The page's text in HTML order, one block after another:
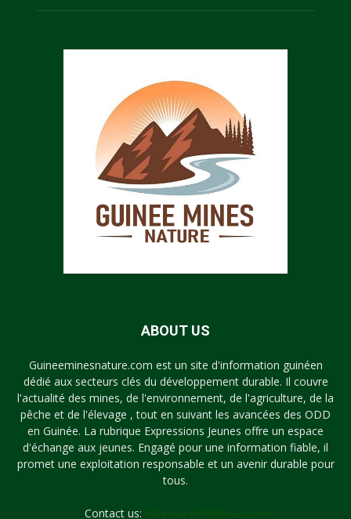
ABOUT US
Guineeminesnature.com est un site d'information guinéen
dédié aux secteurs clés du développement durable. Il couvre
l'actualité des mines, de l'environnement, de l'agriculture, de la
pêche et de l'élevage , tout en suivant les avancées des ODD
en Guinée. La rubrique Expressions Jeunes offre un espace
d'échange aux jeunes. Engagé pour une information fiable, il
promet une exploitation responsable et un avenir durable pour
tous.
Contact us: